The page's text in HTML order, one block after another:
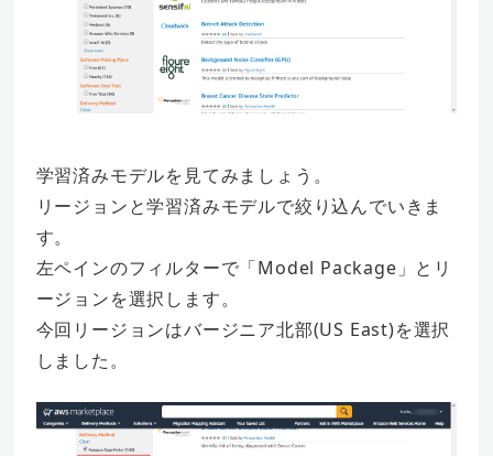
学習済みモデルを見てみましょう。
リージョンと学習済みモデルで絞り込んでいきま
す。
左ペインのフィルターで「Model Package」とリ
ージョンを選択します。
今回リージョンはバージニア北部(US East)を選択
しました。